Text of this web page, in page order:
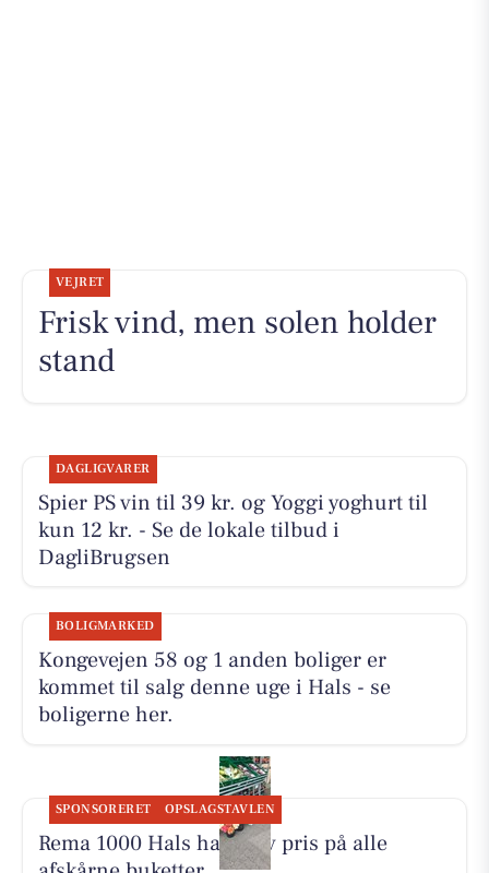
VEJRET
Frisk vind, men solen holder
stand
DAGLIGVARER
Spier PS vin til 39 kr. og Yoggi yoghurt til
kun 12 kr. - Se de lokale tilbud i
DagliBrugsen
BOLIGMARKED
Kongevejen 58 og 1 anden boliger er
kommet til salg denne uge i Hals - se
boligerne her.
SPONSORERET OPSLAGSTAVLEN
Rema 1000 Hals har halv pris på alle